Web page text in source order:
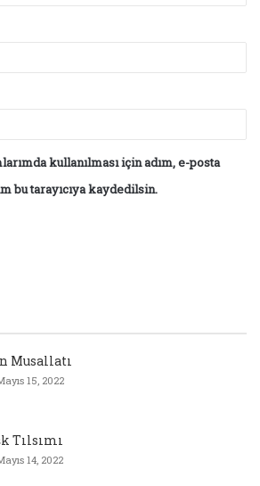
kullanılması için adım, e-posta
bu tarayıcıya kaydedilsin.
Musallatı
15, 2022
Tılsımı
14, 2022